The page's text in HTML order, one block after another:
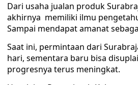
Dari usaha jualan produk
akhirnya memiliki ilmu
Sampai mendapat amanat
Saat ini, permintaan dari
hari, sementara baru bisa
progresnya terus meningkat.